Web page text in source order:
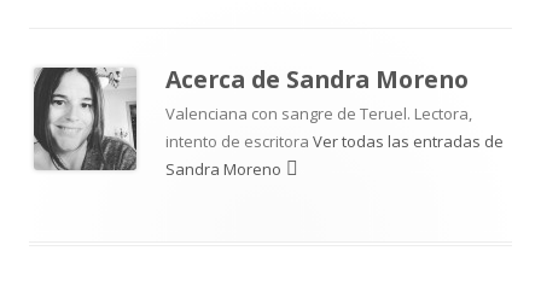
Acerca de Sandra Moreno
Valenciana con sangre de Teruel. Lectora,
intento de escritora Ver todas las entradas de
Sandra Moreno